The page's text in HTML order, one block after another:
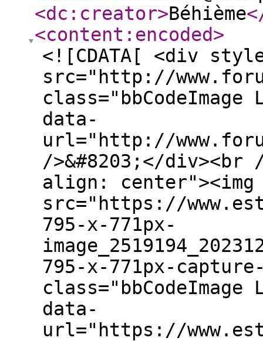
<dc:creator>Béhième
<content:encoded>
<![CDATA[ <div
src="http://
data-
url="http://
/>&#8203;</
align: center"><img
src="https://
795-x-771px-
795-x-771px-
data-
url="https://